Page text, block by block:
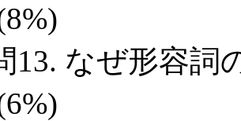
13. なぜ形容詞